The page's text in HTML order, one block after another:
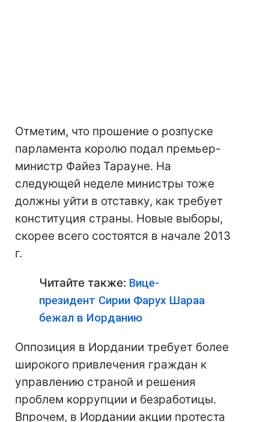
Отметим, что прошение о розпуске
парламента королю подал премьер-
министр Файез Тарауне. На
следующей неделе министры тоже
должны уйти в отставку, как требует
конституция страны. Новые выборы,
скорее всего состоятся в начале 2013
г.
Читайте также: Вице-
президент Сирии Фарух Шараа
бежал в Иорданию
Оппозиция в Иордании требует более
широкого привлечения граждан к
управлению страной и решения
проблем коррупции и безработицы.
Впрочем, в Иордании акции протеста